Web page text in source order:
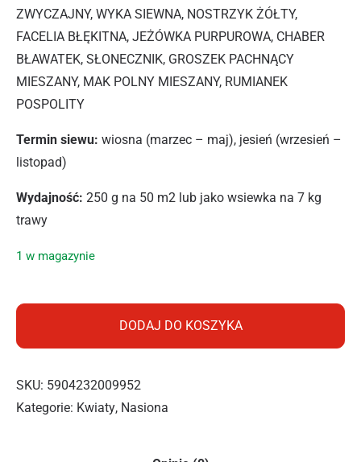
ZWYCZAJNY, WYKA SIEWNA, NOSTRZYK ŻÓŁTY,
FACELIA BŁĘKITNA, JEŻÓWKA PURPUROWA, CHABER
BŁAWATEK, SŁONECZNIK, GROSZEK PACHNĄCY
MIESZANY, MAK POLNY MIESZANY, RUMIANEK
POSPOLITY
Termin siewu: wiosna (marzec – maj), jesień (wrzesień –
listopad)
Wydajność: 250 g na 50 m2 lub jako wsiewka na 7 kg
trawy
1 w magazynie
DODAJ DO KOSZYKA
SKU: 5904232009952
Kategorie: Kwiaty, Nasiona